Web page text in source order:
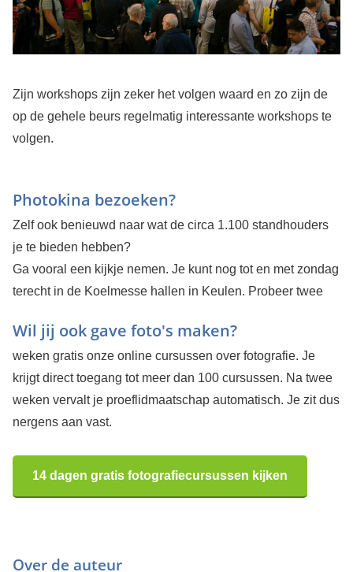
Zijn workshops zijn zeker het volgen waard en zo zijn de
op de gehele beurs regelmatig interessante workshops te
volgen.
Photokina bezoeken?
Zelf ook benieuwd naar wat de circa 1.100 standhouders
je te bieden hebben?
Ga vooral een kijkje nemen. Je kunt nog tot en met zondag
terecht in de Koelmesse hallen in Keulen.
Wil jij ook gave foto's maken?
Probeer twee
weken gratis onze online cursussen over fotografie. Je
krijgt direct toegang tot meer dan 100 cursussen. Na twee
weken vervalt je proeflidmaatschap automatisch. Je zit dus
nergens aan vast.
14 dagen gratis fotografiecursussen kijken
Over de auteur